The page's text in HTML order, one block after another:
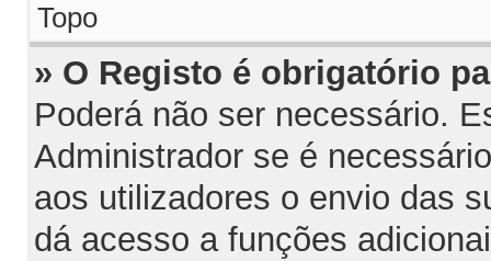
Topo
» O Registo é obrigatório
Poderá não ser necessário.
Administrador se é
aos utilizadores o envio das
dá acesso a funções